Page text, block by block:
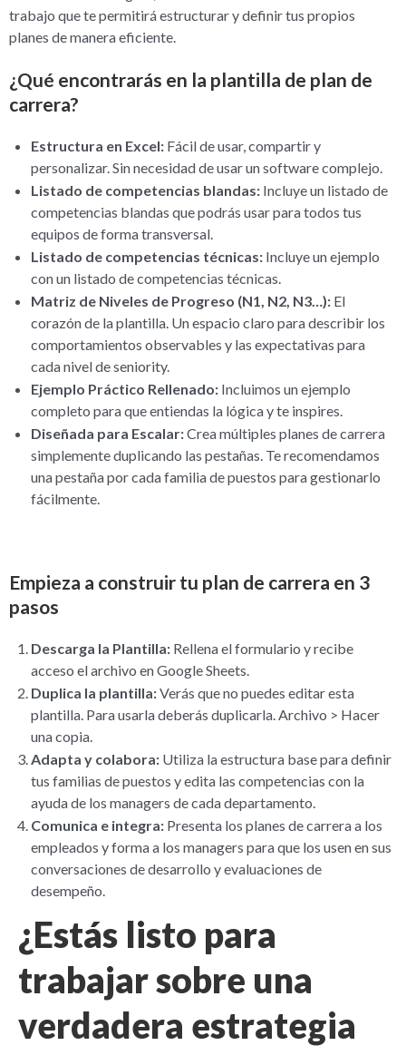
trabajo que te permitirá estructurar y definir tus propios
planes de manera eficiente.
¿Qué encontrarás en la plantilla de plan de
carrera?
Estructura en Excel: Fácil de usar, compartir y
personalizar. Sin necesidad de usar un software complejo.
Listado de competencias blandas: Incluye un listado de
competencias blandas que podrás usar para todos tus
equipos de forma transversal.
Listado de competencias técnicas: Incluye un ejemplo
con un listado de competencias técnicas.
Matriz de Niveles de Progreso (N1, N2, N3…): El
corazón de la plantilla. Un espacio claro para describir los
comportamientos observables y las expectativas para
cada nivel de seniority.
Ejemplo Práctico Rellenado: Incluimos un ejemplo
completo para que entiendas la lógica y te inspires.
Diseñada para Escalar:Crea múltiples planes de carrera
simplemente duplicando las pestañas. Te recomendamos
una pestaña por cada familia de puestos para gestionarlo
fácilmente.
Empieza a construir tu plan de carrera en 3
pasos
Descarga la Plantilla: Rellena el formulario y recibe
acceso el archivo en Google Sheets.
Duplica la plantilla:Verás que no puedes editar esta
plantilla. Para usarla deberás duplicarla. Archivo > Hacer
una copia.
Adapta y colabora: Utiliza la estructura base para definir
tus familias de puestos y edita las competencias con la
ayuda de los managers de cada departamento.
Comunica e integra: Presenta los planes de carrera a los
empleados y forma a los managers para que los usen en sus
conversaciones de desarrollo y evaluaciones de
desempeño.
¿Estás listo para
trabajar sobre una
verdadera estrategia